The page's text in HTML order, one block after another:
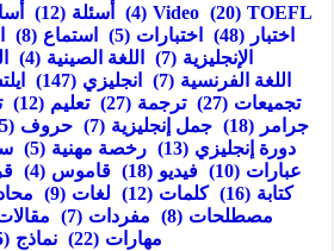
TOEFL
(20)
Video
(4) أسئلة (12)
اختبار
(48) اختبارات (5) استماع (8)
الإنجليزية (7) اللغة الصينية (4)
اللغة الفرنسية (7) انجليزي (147)
تجميعات (27) ترجمة (27) تعليم (12)
جرامر (18) جمل إنجليزية (7) حروف (15)
دورة إنجليزي (13) رخصة مهنية (5)
عبارات (10) فيديو (18) قاموس (4)
كتابة (16) كلمات (12) لغات (9)
مصطلحات (8) مفردات (7)
مهارات (22) نماذج (15)